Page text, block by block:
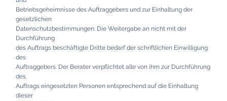
Betriebsgeheimnisse des Auftraggebers und zur Einhaltung der
gesetzlichen
Datenschutzbestimmungen. Die Weitergabe an nicht mit der
Durchführung
des Auftrags beschäftigte Dritte bedarf der schriftlichen Einwilligung
des
Auftraggebers. Der Berater verpflichtet alle von ihm zur Durchführung
des
Auftrags eingesetzten Personen entsprechend auf die Einhaltung
dieser